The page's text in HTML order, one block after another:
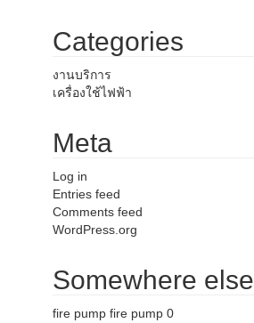
Categories
งานบริการ
เครื่องใช้ไฟฟ้า
Meta
Log in
Entries feed
Comments feed
WordPress.org
Somewhere else
fire pump fire pump 0